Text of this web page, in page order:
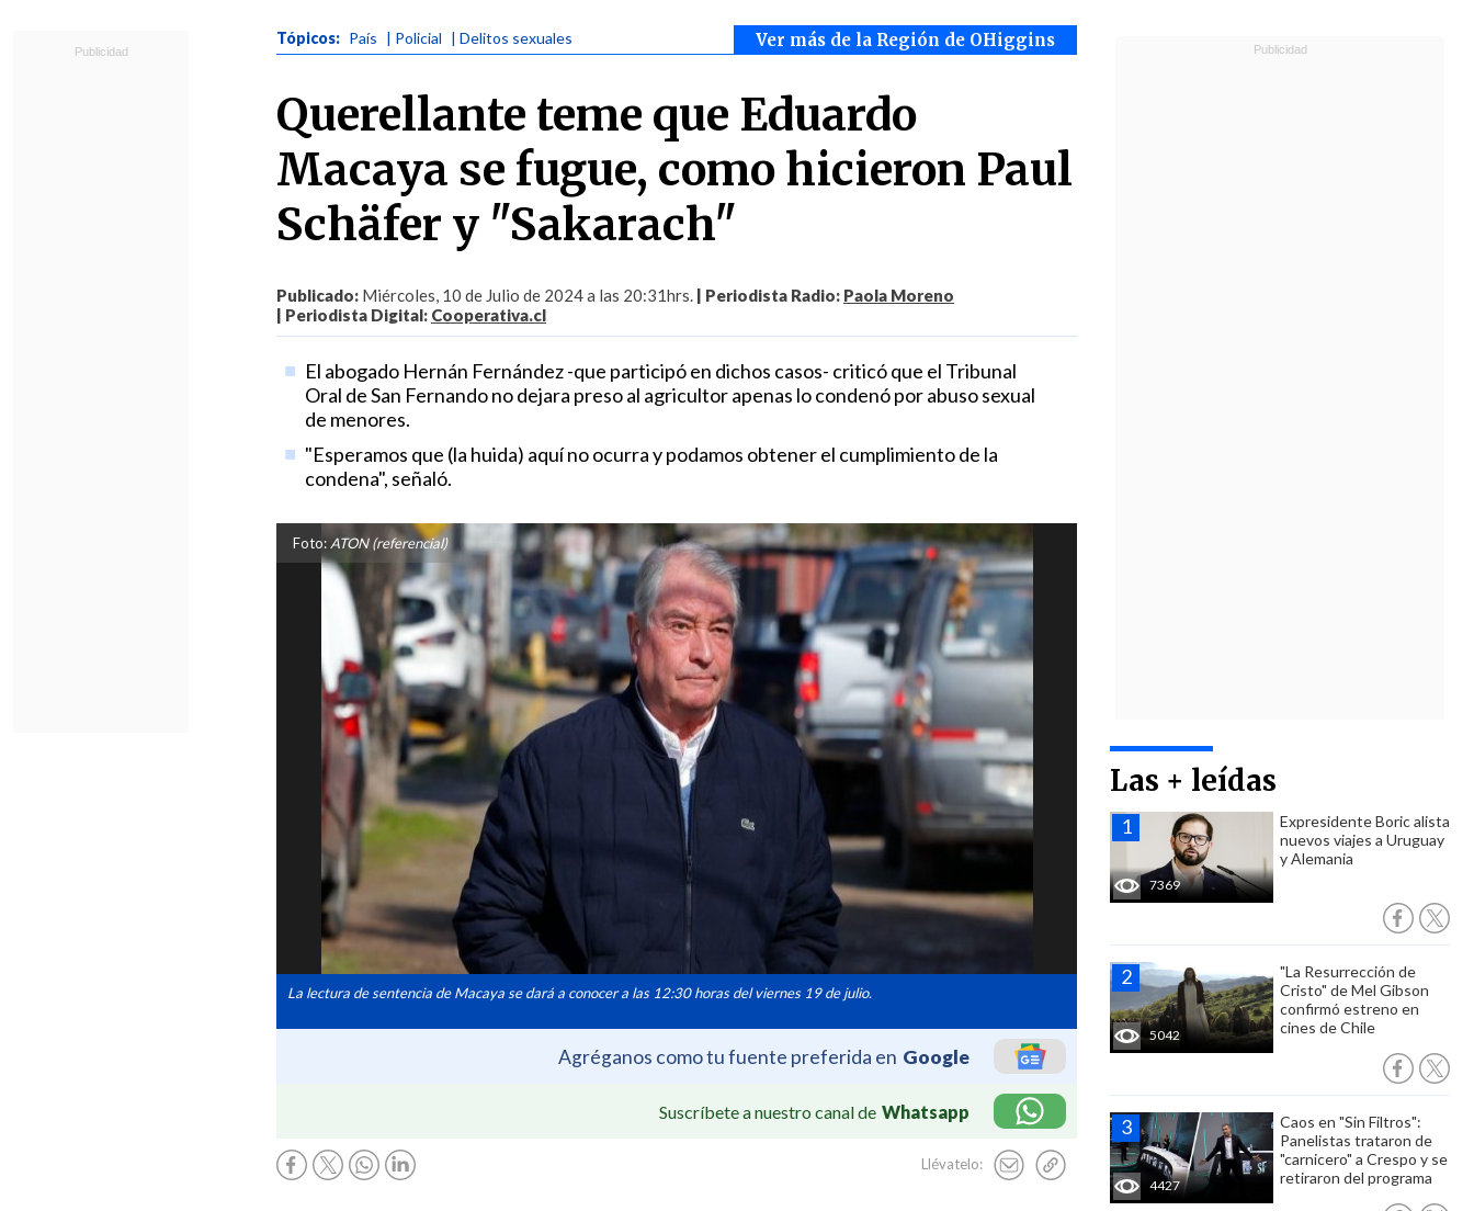
Ver más de la Región de OHiggins
Tópicos: País | Policial | Delitos sexuales
Querellante teme que Eduardo
Macaya se fugue, como hicieron Paul
Schäfer y "Sakarach"
Publicado: Miércoles, 10 de Julio de 2024 a las 20:31hrs. | Periodista Radio: Paola Moreno
| Periodista Digital: Cooperativa.cl
El abogado Hernán Fernández -que participó en dichos casos- criticó que el Tribunal
Oral de San Fernando no dejara preso al agricultor apenas lo condenó por abuso sexual
de menores.
"Esperamos que (la huida) aquí no ocurra y podamos obtener el cumplimiento de la
condena", señaló.
Foto: ATON (referencial)
La lectura de sentencia de Macaya se dará a conocer a las 12:30 horas del viernes 19 de julio.
Agréganos como tu fuente preferida en Google
Suscríbete a nuestro canal de Whatsapp
Llévatelo:
Las + leídas
7369
Expresidente Boric alista
nuevos viajes a Uruguay
y Alemania
5042
"La Resurrección de
Cristo" de Mel Gibson
confirmó estreno en
cines de Chile
4427
Caos en "Sin Filtros":
Panelistas trataron de
"carnicero" a Crespo y se
retiraron del programa